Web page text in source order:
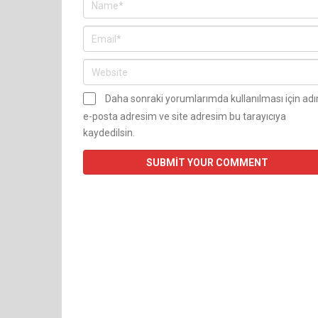
Daha sonraki yorumlarımda kullanılması için
e-posta adresim ve site adresim bu tarayıcıya
kaydedilsin.